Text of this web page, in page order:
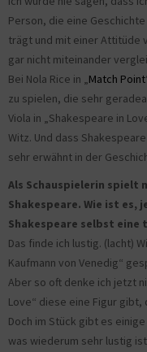
Person, die eine
trägt und mit einer Attitüde
gar nicht miteinander
Bei Nola Rice in „Match Point
zu spielen, die sehr
Viola in „Shakespeare in
Witz. Und dass
sehr erwähnt in der
Als Schauspielerin spielt
Shakespeare. Wie ist es,
Shakespeare selbst eine
Das finde ich lustig. (lacht)
Kaufmann von Venedig“
Aber so oft denke ich jetzt
Love“ diese eine Figur
Doch im Stück gibt es
was wiederum sehr lustig